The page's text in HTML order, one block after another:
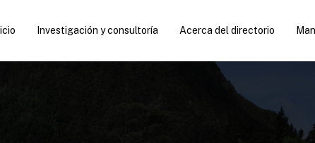
Investigación y consultoría Acerca del directorio